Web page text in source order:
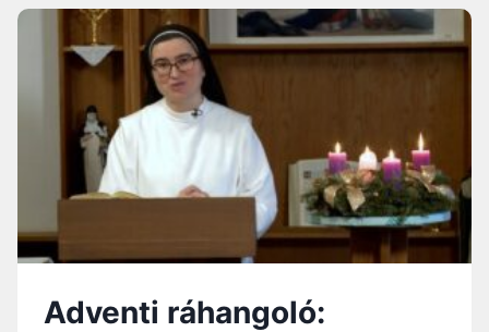
TEKINTESZ
ISTEN
AKARATÁRA?
Adventi ráhangoló: